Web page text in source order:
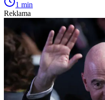
1 min
Reklama